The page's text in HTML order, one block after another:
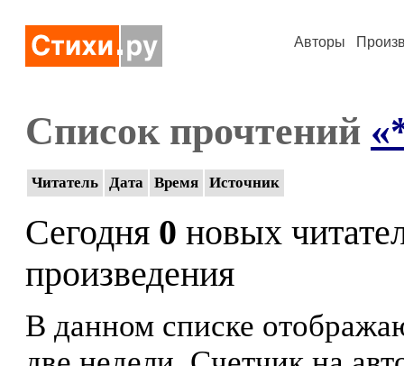
Авторы
Список прочтений
Читатель Дата Время Источник
Сегодня 0 новых
произведения
В данном списке